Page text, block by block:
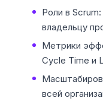
Роли в
владельцу
Метрики
Cycle Time и
всей